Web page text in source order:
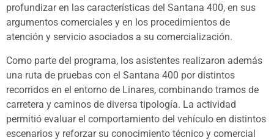
profundizar en las características del Santana 400, en sus
argumentos comerciales y en los procedimientos de
atención y servicio asociados a su comercialización.
Como parte del programa, los asistentes realizaron además
una ruta de pruebas con el Santana 400 por distintos
recorridos en el entorno de Linares, combinando tramos de
carretera y caminos de diversa tipología. La actividad
permitió evaluar el comportamiento del vehículo en distintos
escenarios y reforzar su conocimiento técnico y comercial